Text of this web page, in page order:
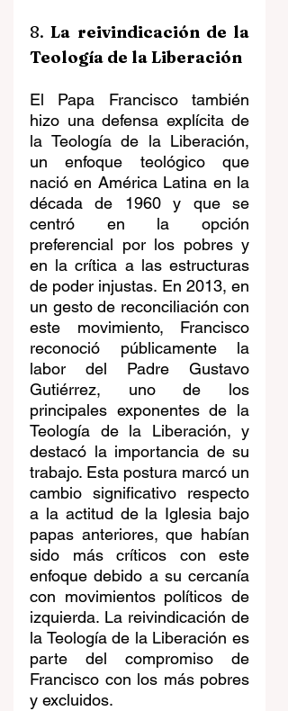
8. La reivindicación de la
Teología de la Liberación
El Papa Francisco también
hizo una defensa explícita de
la Teología de la Liberación,
un enfoque teológico que
nació en América Latina en la
década de 1960 y que se
centró en la opción
preferencial por los pobres y
en la crítica a las estructuras
de poder injustas. En 2013, en
un gesto de reconciliación con
este movimiento, Francisco
reconoció públicamente la
labor del Padre Gustavo
Gutiérrez, uno de los
principales exponentes de la
Teología de la Liberación, y
destacó la importancia de su
trabajo. Esta postura marcó un
cambio significativo respecto
a la actitud de la Iglesia bajo
papas anteriores, que habían
sido más críticos con este
enfoque debido a su cercanía
con movimientos políticos de
izquierda. La reivindicación de
la Teología de la Liberación es
parte del compromiso de
Francisco con los más pobres
y excluidos.